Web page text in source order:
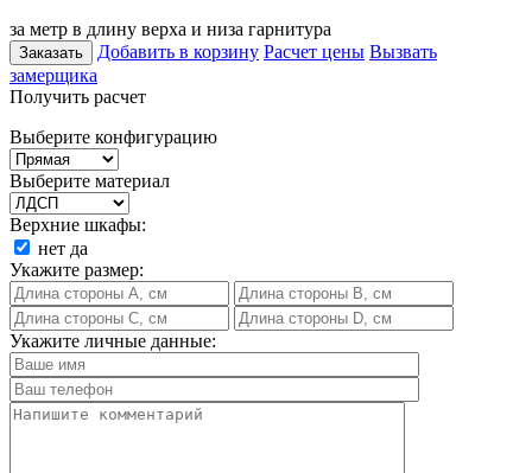
за метр в длину верха и низа гарнитура
Заказать Добавить в корзину Расчет цены Вызвать
замерщика
Получить расчет
Выберите конфигурацию
Выберите материал
Верхние шкафы:
нет да
Укажите размер:
Укажите личные данные: